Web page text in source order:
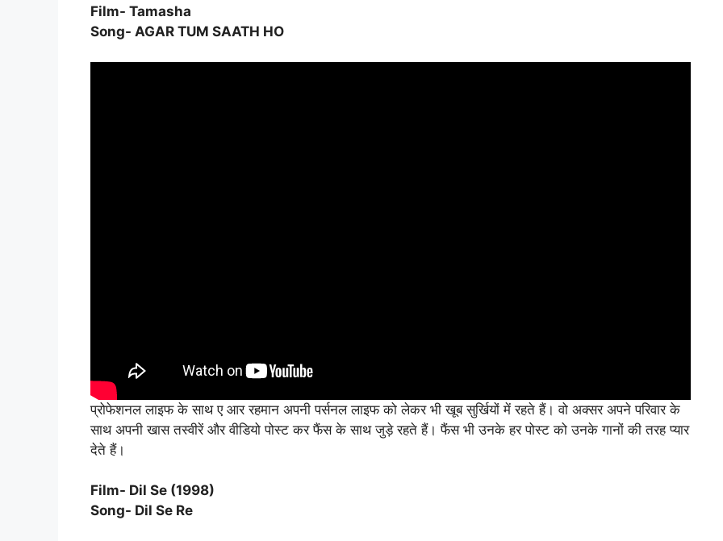
Film- Tamasha
Song- AGAR TUM SAATH HO
प्रोफेशनल लाइफ के साथ ए आर रहमान अपनी पर्सनल लाइफ को लेकर भी खूब सुर्खियों में रहते हैं। वो अक्सर अपने परिवार के
साथ अपनी खास तस्वीरें और वीडियो पोस्ट कर फैंस के साथ जुड़े रहते हैं। फैंस भी उनके हर पोस्ट को उनके गानों की तरह प्यार
देते हैं।
Film- Dil Se (1998)
Song- Dil Se Re